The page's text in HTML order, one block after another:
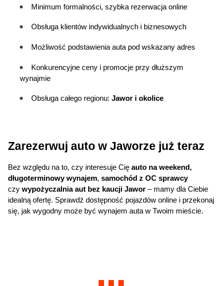
Minimum formalności, szybka rezerwacja online
Obsługa klientów indywidualnych i biznesowych
Możliwość podstawienia auta pod wskazany adres
Konkurencyjne ceny i promocje przy dłuższym
wynajmie
Obsługa całego regionu: Jawor i okolice
Zarezerwuj auto w Jaworze już teraz
Bez względu na to, czy interesuje Cię auto na weekend,
długoterminowy wynajem, samochód z OC sprawcy
czy wypożyczalnia aut bez kaucji Jawor – mamy dla Ciebie
idealną ofertę. Sprawdź dostępność pojazdów online i przekonaj
się, jak wygodny może być wynajem auta w Twoim mieście.